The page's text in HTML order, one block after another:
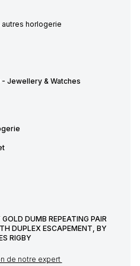
autres horlogerie
Jewellery & Watches
DUMB REPEATING PAIR
DUPLEX ESCAPEMENT, BY
RIGBY
de notre expert